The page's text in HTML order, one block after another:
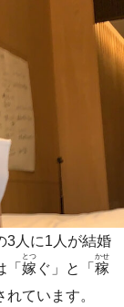
3人に1人が結婚
嫁
とつ
ぐ」と「 稼
かせ
ています。